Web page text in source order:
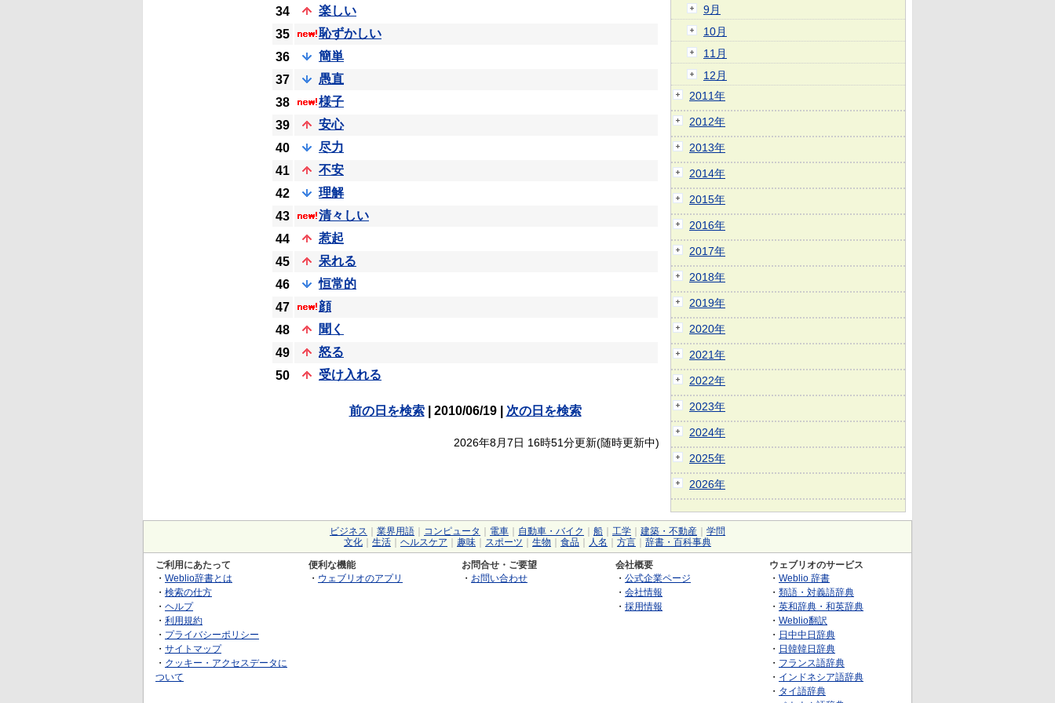
34
楽しい
35
恥ずかしい
36
簡単
37
愚直
38
様子
39
安心
40
尽力
41
不安
42
理解
43
清々しい
44
惹起
45
呆れる
46
恒常的
47
顔
48
聞く
49
怒る
50
受け入れる
前の日を検索| 2010/06/19 | 次の日を検索
2026年8月7日 16時51分更新(随時更新中)
9月
10月
11月
12月
2011年
2012年
2013年
2014年
2015年
2016年
2017年
2018年
2019年
2020年
2021年
2022年
2023年
2024年
2025年
2026年
ビジネス 業界用語 コンピュータ 電車 自動車・バイク 船 工学 建築・不動産
学問
文化
生活 ヘルスケア 趣味 スポーツ 生物 食品 人名 方言 辞書・百科事典
ご利用にあたって
・ Weblio辞書とは
・ 検索の仕方
・ ヘルプ
・ 利用規約
・ プライバシーポリシー
・ サイトマップ
・ クッキー・アクセスデータに
ついて
便利な機能
・ ウェブリオのアプリ
お問合せ・ご要望
・ お問い合わせ
会社概要
・ 公式企業ページ
・ 会社情報
・ 採用情報
ウェブリオのサービス
・ Weblio 辞書
・ 類語・対義語辞典
・ 英和辞典・和英辞典
・ Weblio翻訳
・ 日中中日辞典
・ 日韓韓日辞典
・ フランス語辞典
・ インドネシア語辞典
・ タイ語辞典